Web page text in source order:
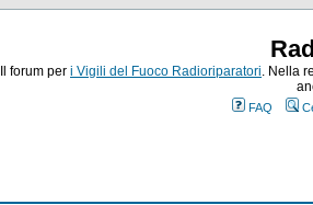
Il forum per i Vigili del Fuoco Radioriparatori. Nella
FAQ